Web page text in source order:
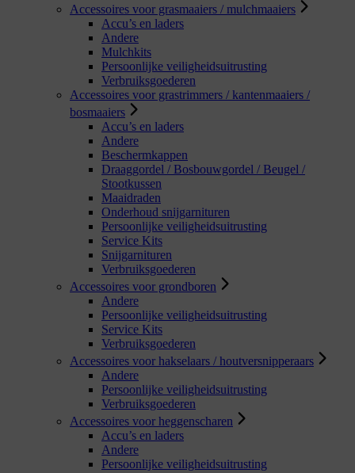
Accessoires voor grasmaaiers / mulchmaaiers
Accu’s en laders
Andere
Mulchkits
Persoonlijke veiligheidsuitrusting
Verbruiksgoederen
Accessoires voor grastrimmers / kantenmaaiers /
bosmaaiers
Accu’s en laders
Andere
Beschermkappen
Draaggordel / Bosbouwgordel / Beugel /
Stootkussen
Maaidraden
Onderhoud snijgarnituren
Persoonlijke veiligheidsuitrusting
Service Kits
Snijgarnituren
Verbruiksgoederen
Accessoires voor grondboren
Andere
Persoonlijke veiligheidsuitrusting
Service Kits
Verbruiksgoederen
Accessoires voor hakselaars / houtversnipperaars
Andere
Persoonlijke veiligheidsuitrusting
Verbruiksgoederen
Accessoires voor heggenscharen
Accu’s en laders
Andere
Persoonlijke veiligheidsuitrusting